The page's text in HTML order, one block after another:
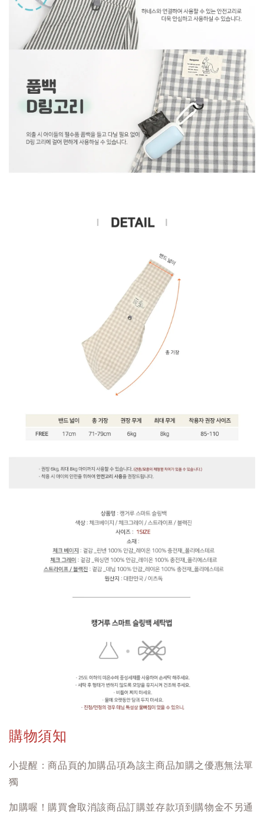
購物須知
小提醒：商品頁的加購品項為該主商品加購之優惠無法單
獨
加購喔！購買會取消該商品訂購並存款項到購物金不另通